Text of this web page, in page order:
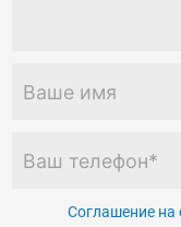
Соглашение на